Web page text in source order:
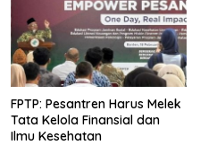
FPTP: Pesantren Harus Melek
Tata Kelola Finansial dan
Ilmu Kesehatan